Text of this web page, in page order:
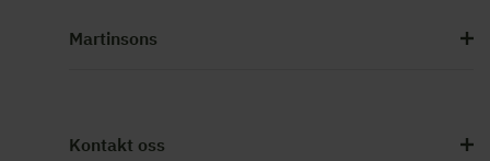
Martinsons
Kontakt oss